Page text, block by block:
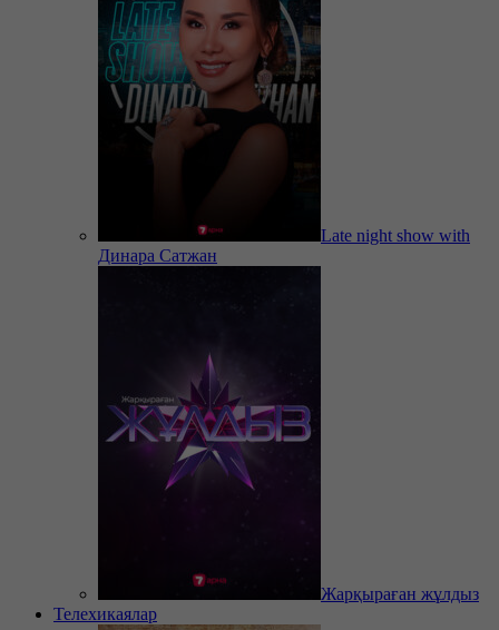
Late night show with
Динара Сатжан
Жарқыраған жұлдыз
Телехикаялар